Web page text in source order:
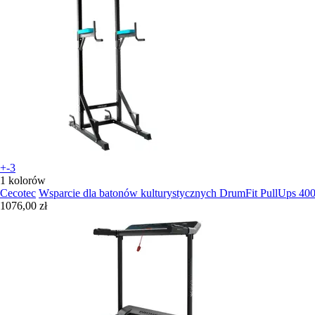
+-3
1 kolorów
Cecotec Wsparcie dla batonów kulturystycznych DrumFit PullUps
1076,00 zł